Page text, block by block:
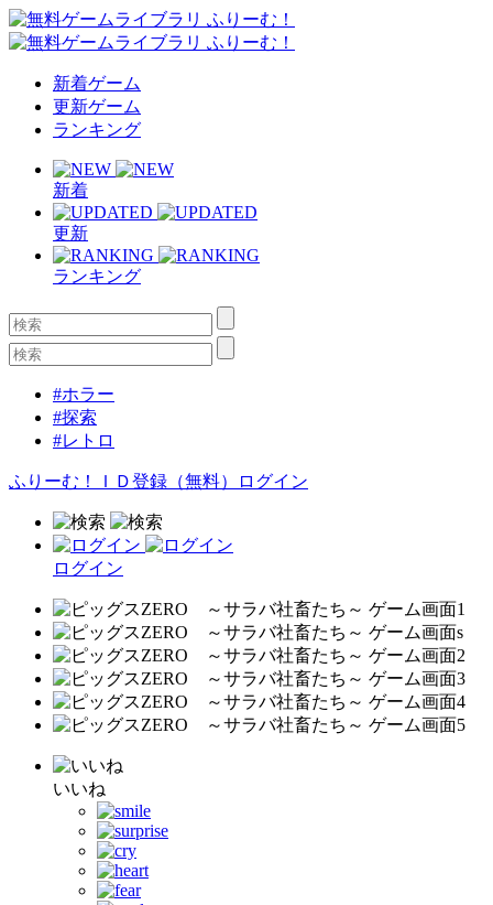
新着ゲーム
更新ゲーム
ランキング
新着
更新
ランキング
#ホラー
#探索
#レトロ
ふりーむ！ＩＤ登録（無料） ログイン
ログイン
いいね